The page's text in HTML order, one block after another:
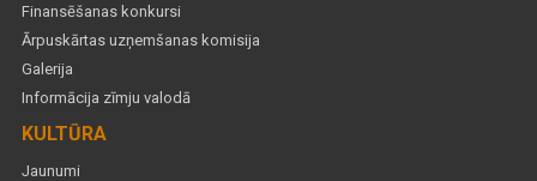
Finansēšanas konkursi
Ārpuskārtas uzņemšanas komisija
Galerija
Informācija zīmju valodā
KULTŪRA
Jaunumi